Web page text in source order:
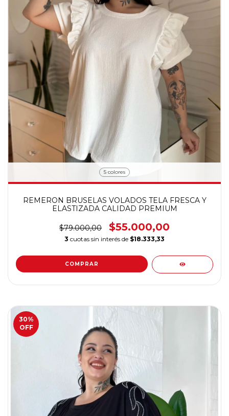
5 colores
REMERON BRUSELAS VOLADOS TELA FRESCA Y
ELASTIZADA CALIDAD PREMIUM
$79.000,00 $55.000,00
3 cuotas sin interés de $18.333,33
COMPRAR
30%
OFF